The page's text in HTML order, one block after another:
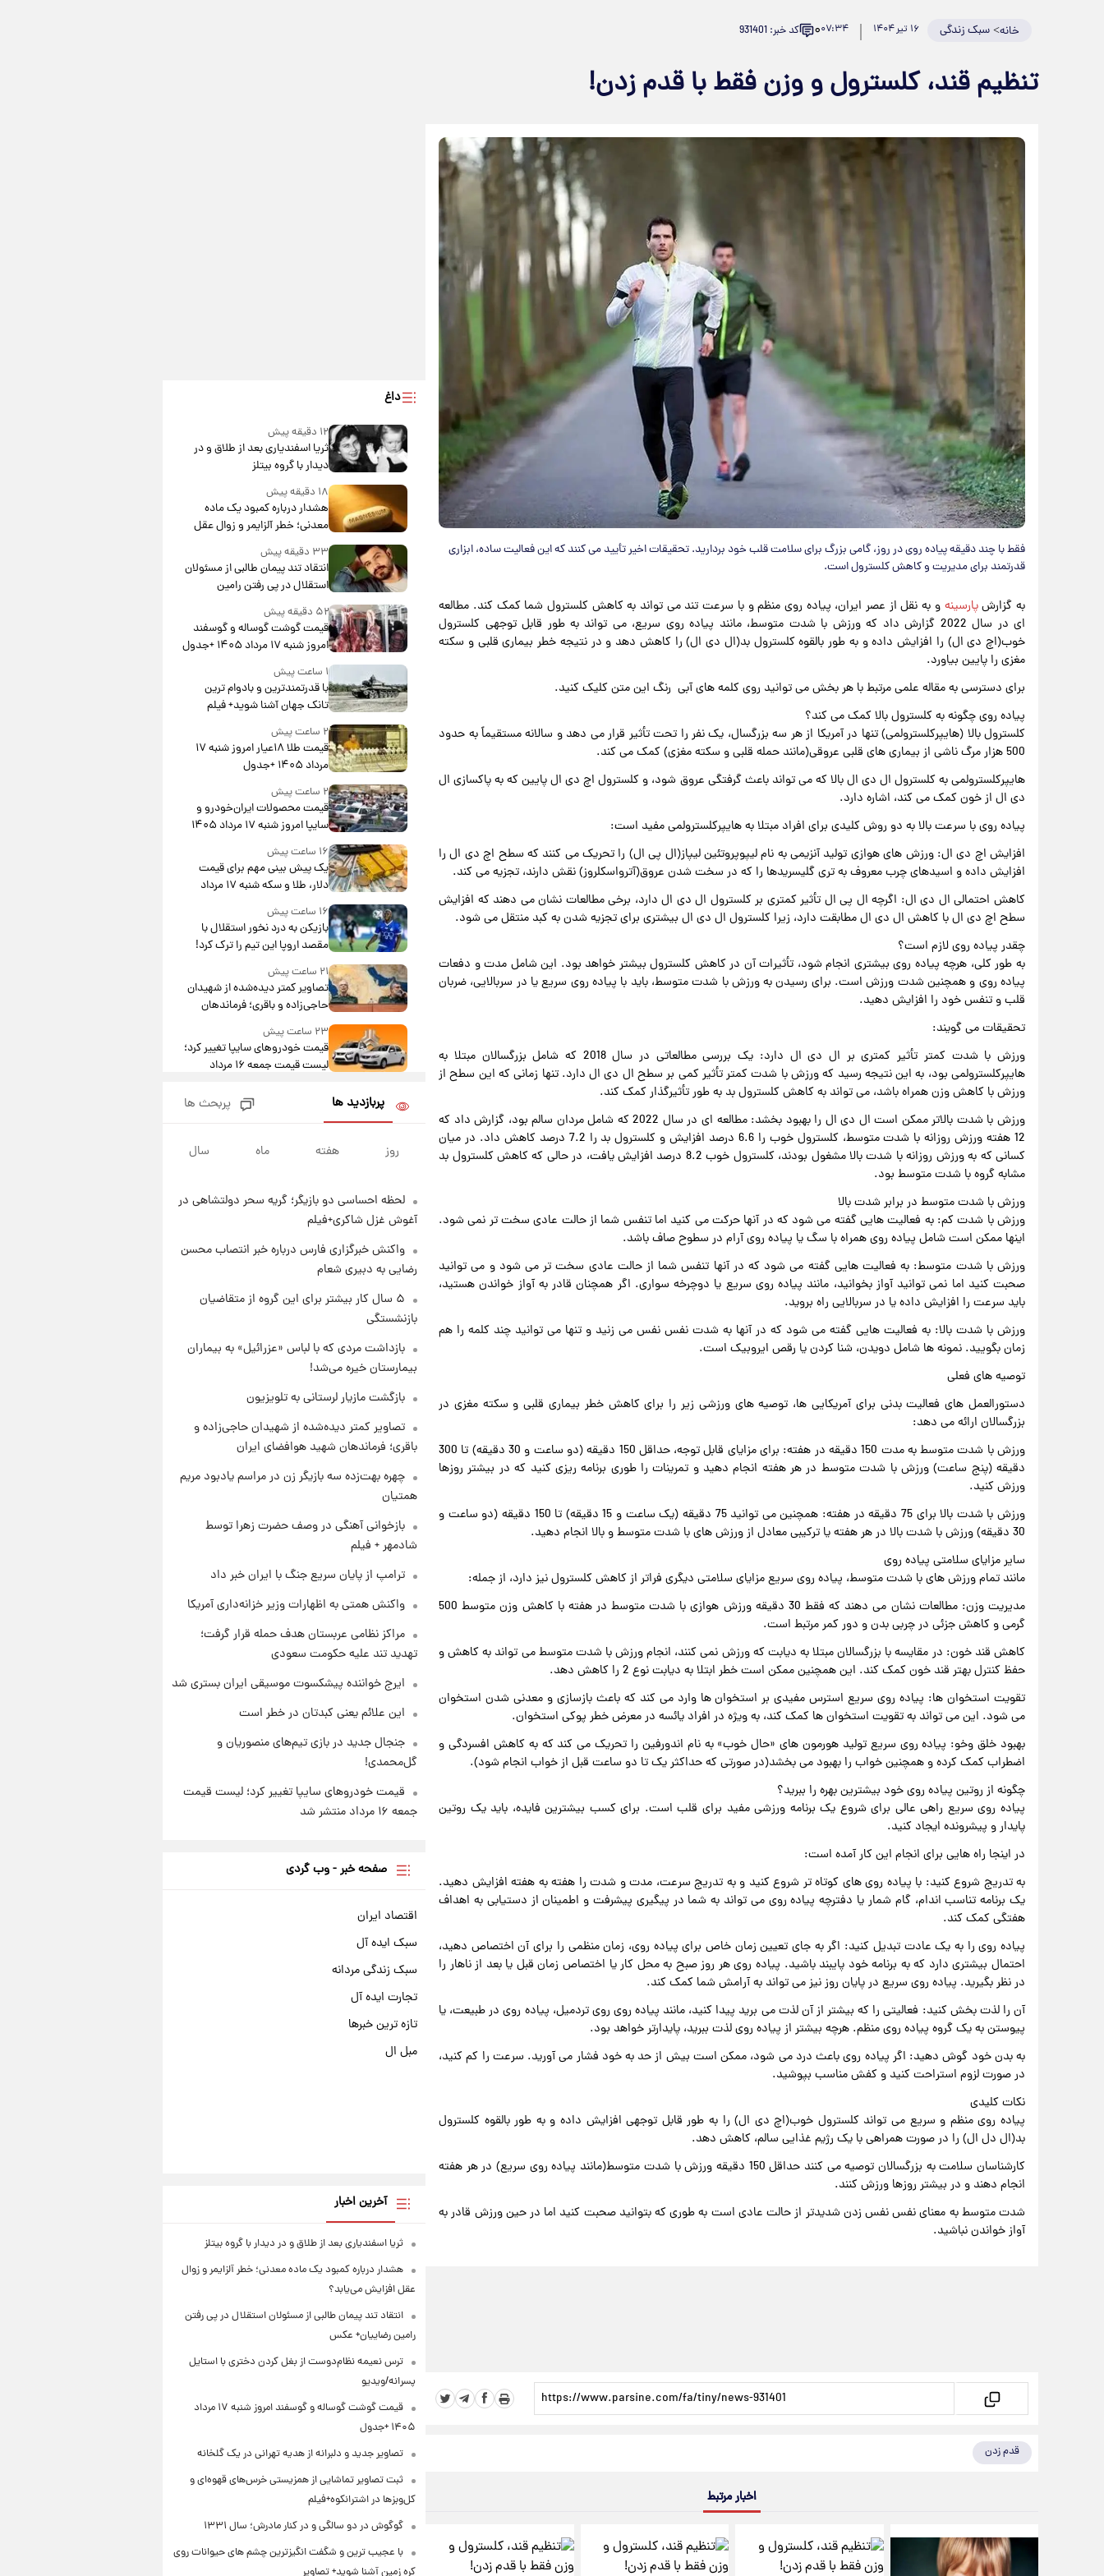
خانه>سبک زندگی ۱۶ تیر ۱۴۰۴ ۰۷:۳۴۰ کد خبر: 931401
تنظیم قند، کلسترول و وزن فقط با قدم زدن!
فقط با چند دقیقه پیاده روی در روز، گامی بزرگ برای سلامت قلب خود بردارید. تحقیقات اخیر تأیید می کنند که این فعالیت ساده، ابزاری
قدرتمند برای مدیریت و کاهش کلسترول است.
به گزارشپارسینه و به نقل از عصر ایران، پیاده روی منظم و با سرعت تند می تواند به کاهش کلسترول شما کمک کند. مطالعه
ای در سال 2022 گزارش داد که ورزش با شدت متوسط، مانند پیاده روی سریع، می تواند به طور قابل توجهی کلسترول
خوب(اچ دی ال) را افزایش داده و به طور بالقوه کلسترول بد(ال دی ال) را کاهش دهد و در نتیجه خطر بیماری قلبی و سکته
مغزی را پایین بیاورد.
برای دسترسی به مقاله علمی مرتبط با هر بخش می توانید روی کلمه های آبی رنگ این متن کلیک کنید.
پیاده روی چگونه به کلسترول بالا کمک می کند؟
کلسترول بالا (هایپرکلسترولمی) تنها در آمریکا از هر سه بزرگسال، یک نفر را تحت تأثیر قرار می دهد و سالانه مستقیماً به حدود
500 هزار مرگ ناشی از بیماری های قلبی عروقی(مانند حمله قلبی و سکته مغزی) کمک می کند.
هایپرکلسترولمی به کلسترول ال دی ال بالا که می تواند باعث گرفتگی عروق شود، و کلسترول اچ دی ال پایین که به پاکسازی ال
دی ال از خون کمک می کند، اشاره دارد.
پیاده روی با سرعت بالا به دو روش کلیدی برای افراد مبتلا به هایپرکلسترولمی مفید است:
افزایش اچ دی ال: ورزش های هوازی تولید آنزیمی به نام لیپوپروتئین لیپاز(ال پی ال) را تحریک می کنند که سطح اچ دی ال را
افزایش داده و اسیدهای چرب معروف به تری گلیسریدها را که در سخت شدن عروق(آترواسکلروز) نقش دارند، تجزیه می کند.
کاهش احتمالی ال دی ال: اگرچه ال پی ال تأثیر کمتری بر کلسترول ال دی ال دارد، برخی مطالعات نشان می دهند که افزایش
سطح اچ دی ال با کاهش ال دی ال مطابقت دارد، زیرا کلسترول ال دی ال بیشتری برای تجزیه شدن به کبد منتقل می شود.
چقدر پیاده روی لازم است؟
به طور کلی، هرچه پیاده روی بیشتری انجام شود، تأثیرات آن در کاهش کلسترول بیشتر خواهد بود. این شامل مدت و دفعات
پیاده روی و همچنین شدت ورزش است. برای رسیدن به ورزش با شدت متوسط، باید با پیاده روی سریع یا در سربالایی، ضربان
قلب و تنفس خود را افزایش دهید.
تحقیقات می گویند:
ورزش با شدت کمتر تأثیر کمتری بر ال دی ال دارد: یک بررسی مطالعاتی در سال 2018 که شامل بزرگسالان مبتلا به
هایپرکلسترولمی بود، به این نتیجه رسید که ورزش با شدت کمتر تأثیر کمی بر سطح ال دی ال دارد. تنها زمانی که این سطح از
ورزش با کاهش وزن همراه باشد، می تواند به کاهش کلسترول بد به طور تأثیرگذار کمک کند.
ورزش با شدت بالاتر ممکن است ال دی ال را بهبود بخشد: مطالعه ای در سال 2022 که شامل مردان سالم بود، گزارش داد که
12 هفته ورزش روزانه با شدت متوسط، کلسترول خوب را 6.6 درصد افزایش و کلسترول بد را 7.2 درصد کاهش داد. در میان
کسانی که به ورزش روزانه با شدت بالا مشغول بودند، کلسترول خوب 8.2 درصد افزایش یافت، در حالی که کاهش کلسترول بد
مشابه گروه با شدت متوسط بود.
ورزش با شدت متوسط در برابر شدت بالا
ورزش با شدت کم: به فعالیت هایی گفته می شود که در آنها حرکت می کنید اما تنفس شما از حالت عادی سخت تر نمی شود.
اینها ممکن است شامل پیاده روی همراه با سگ یا پیاده روی آرام در سطوح صاف باشد.
ورزش با شدت متوسط: به فعالیت هایی گفته می شود که در آنها تنفس شما از حالت عادی سخت تر می شود و می توانید
صحبت کنید اما نمی توانید آواز بخوانید، مانند پیاده روی سریع یا دوچرخه سواری. اگر همچنان قادر به آواز خواندن هستید،
باید سرعت را افزایش داده یا در سربالایی راه بروید.
ورزش با شدت بالا: به فعالیت هایی گفته می شود که در آنها به شدت نفس نفس می زنید و تنها می توانید چند کلمه را هم
زمان بگویید. نمونه ها شامل دویدن، شنا کردن یا رقص ایروبیک است.
توصیه های فعلی
دستورالعمل های فعالیت بدنی برای آمریکایی ها، توصیه های ورزشی زیر را برای کاهش خطر بیماری قلبی و سکته مغزی در
بزرگسالان ارائه می دهد:
ورزش با شدت متوسط به مدت 150 دقیقه در هفته: برای مزایای قابل توجه، حداقل 150 دقیقه (دو ساعت و 30 دقیقه) تا 300
دقیقه (پنج ساعت) ورزش با شدت متوسط در هر هفته انجام دهید و تمرینات را طوری برنامه ریزی کنید که در بیشتر روزها
ورزش کنید.
ورزش با شدت بالا برای 75 دقیقه در هفته: همچنین می توانید 75 دقیقه (یک ساعت و 15 دقیقه) تا 150 دقیقه (دو ساعت و
30 دقیقه) ورزش با شدت بالا در هر هفته یا ترکیبی معادل از ورزش های با شدت متوسط و بالا انجام دهید.
سایر مزایای سلامتی پیاده روی
مانند تمام ورزش های با شدت متوسط، پیاده روی سریع مزایای سلامتی دیگری فراتر از کاهش کلسترول نیز دارد، از جمله:
مدیریت وزن: مطالعات نشان می دهند که فقط 30 دقیقه ورزش هوازی با شدت متوسط در هفته با کاهش وزن متوسط 500
گرمی و کاهش جزئی در چربی بدن و دور کمر مرتبط است.
کاهش قند خون: در مقایسه با بزرگسالان مبتلا به دیابت که ورزش نمی کنند، انجام ورزش با شدت متوسط می تواند به کاهش و
حفظ کنترل بهتر قند خون کمک کند. این همچنین ممکن است خطر ابتلا به دیابت نوع 2 را کاهش دهد.
تقویت استخوان ها: پیاده روی سریع استرس مفیدی بر استخوان ها وارد می کند که باعث بازسازی و معدنی شدن استخوان
می شود. این می تواند به تقویت استخوان ها کمک کند، به ویژه در افراد یائسه در معرض خطر پوکی استخوان.
بهبود خلق وخو: پیاده روی سریع تولید هورمون های «حال خوب» به نام اندورفین را تحریک می کند که به کاهش افسردگی و
اضطراب کمک کرده و همچنین خواب را بهبود می بخشد(در صورتی که حداکثر یک تا دو ساعت قبل از خواب انجام شود).
چگونه از روتین پیاده روی خود بیشترین بهره را ببرید؟
پیاده روی سریع راهی عالی برای شروع یک برنامه ورزشی مفید برای قلب است. برای کسب بیشترین فایده، باید یک روتین
پایدار و پیشرونده ایجاد کنید.
در اینجا راه هایی برای انجام این کار آمده است:
به تدریج شروع کنید: با پیاده روی های کوتاه تر شروع کنید و به تدریج سرعت، مدت و شدت را هفته به هفته افزایش دهید.
یک برنامه تناسب اندام، گام شمار یا دفترچه پیاده روی می تواند به شما در پیگیری پیشرفت و اطمینان از دستیابی به اهداف
هفتگی کمک کند.
پیاده روی را به یک عادت تبدیل کنید: اگر به جای تعیین زمان خاص برای پیاده روی، زمان منظمی را برای آن اختصاص دهید،
احتمال بیشتری دارد که به برنامه خود پایبند باشید. پیاده روی هر روز صبح به محل کار یا اختصاص زمان قبل یا بعد از ناهار را
در نظر بگیرید. پیاده روی سریع در پایان روز نیز می تواند به آرامش شما کمک کند.
آن را لذت بخش کنید: فعالیتی را که بیشتر از آن لذت می برید پیدا کنید، مانند پیاده روی روی تردمیل، پیاده روی در طبیعت، یا
پیوستن به یک گروه پیاده روی منظم. هرچه بیشتر از پیاده روی لذت ببرید، پایدارتر خواهد بود.
به بدن خود گوش دهید: اگر پیاده روی باعث درد می شود، ممکن است بیش از حد به خود فشار می آورید. سرعت را کم کنید،
در صورت لزوم استراحت کنید و کفش مناسب بپوشید.
نکات کلیدی
پیاده روی منظم و سریع می تواند کلسترول خوب(اچ دی ال) را به طور قابل توجهی افزایش داده و به طور بالقوه کلسترول
بد(ال دل ال) را در صورت همراهی با یک رژیم غذایی سالم، کاهش دهد.
کارشناسان سلامت به بزرگسالان توصیه می کنند حداقل 150 دقیقه ورزش با شدت متوسط(مانند پیاده روی سریع) در هر هفته
انجام دهند و در بیشتر روزها ورزش کنند.
شدت متوسط به معنای نفس نفس زدن شدیدتر از حالت عادی است به طوری که بتوانید صحبت کنید اما در حین ورزش قادر به
آواز خواندن نباشید.
قدم زدن
اخبار مرتبط
داغ
۱۲ دقیقه پیش
ثریا اسفندیاری بعد از طلاق و در
دیدار با گروه بیتلز
۱۸ دقیقه پیش
هشدار درباره کمبود یک ماده
معدنی؛ خطر آلزایمر و زوال عقل
افزایش می‌یابد؟
۳۳ دقیقه پیش
انتقاد تند پیمان طالبی از مسئولان
استقلال در پی رفتن رامین
رضاییان+ عکس
۵۲ دقیقه پیش
قیمت گوشت گوساله و گوسفند
امروز شنبه ۱۷ مرداد ۱۴۰۵ +جدول
۱ ساعت پیش
با قدرتمندترین و بادوام ترین
تانک جهان آشنا شوید+ فیلم
۲ ساعت پیش
قیمت طلا ۱۸عیار امروز شنبه ۱۷
مرداد ۱۴۰۵ +جدول
۲ ساعت پیش
قیمت محصولات ایران‌خودرو و
سایپا امروز شنبه ۱۷ مرداد ۱۴۰۵
۱۶ ساعت پیش
یک پیش ‌بینی مهم برای قیمت
دلار، طلا و سکه شنبه ۱۷ مرداد
۱۴۰۵
۱۶ ساعت پیش
بازیکن به درد نخور استقلال با
مقصد اروپا این تیم را ترک کرد!
۲۱ ساعت پیش
تصاویر کمتر دیده‌شده از شهیدان
حاجی‌زاده و باقری؛ فرماندهان
۲۳ ساعت پیش
قیمت خودروهای سایپا تغییر کرد؛
لیست قیمت جمعه ۱۶ مرداد
جدول قیمت ایران‌خودرو امروز
جمعه ۱۶ مرداد؛ قیمت‌ها تغییر کرد
۱ روز پیش
۱ روز پیش
پشت پرده عکس جدید ترامپ؛
مقام آمریکایی درباره وضعیت او
چه گفت؟
۱ روز پیش
یک پیش‌بینی مهم از آینده بازار
طلا
پربازدید ها پربحث ها
روز هفته ماه سال
لحظه احساسی دو بازیگر؛ گریه سحر دولتشاهی در
آغوش غزل شاکری+فیلم
واکنش خبرگزاری فارس درباره خبر انتصاب محسن
رضایی به دبیری شعام
۵ سال کار بیشتر برای این گروه از متقاضیان
بازنشستگی
بازداشت مردی که با لباس «عزرائیل» به بیماران
بیمارستان خیره می‌شد!
بازگشت مازیار لرستانی به تلویزیون
تصاویر کمتر دیده‌شده از شهیدان حاجی‌زاده و
باقری؛ فرماندهان شهید هوافضای ایران
چهره بهت‌زده سه بازیگر زن در مراسم یادبود مریم
همتیان
بازخوانی آهنگی در وصف حضرت زهرا توسط
شادمهر + فیلم
ترامپ از پایان سریع جنگ با ایران خبر داد
واکنش همتی به اظهارات وزیر خزانه‌داری آمریکا
مراکز نظامی عربستان هدف حمله قرار گرفت؛
تهدید تند علیه حکومت سعودی
ایرج خواننده پیشکسوت موسیقی ایران بستری شد
این علائم یعنی کبدتان در خطر است
جنجال جدید در بازی تیم‌های منصوریان و
گل‌محمدی!
قیمت خودروهای سایپا تغییر کرد؛ لیست قیمت
جمعه ۱۶ مرداد منتشر شد
صفحه خبر - وب گردی
اقتصاد ایران
سبک ایده آل
سبک زندگی مردانه
تجارت ایده آل
تازه ترین خبرها
مبل ال
آخرین اخبار
ثریا اسفندیاری بعد از طلاق و در دیدار با گروه بیتلز
هشدار درباره کمبود یک ماده معدنی؛ خطر آلزایمر و زوال
عقل افزایش می‌یابد؟
انتقاد تند پیمان طالبی از مسئولان استقلال در پی رفتن
رامین رضاییان+ عکس
ترس نعیمه نظام‌دوست از بغل کردن دختری با استایل
پسرانه/ویدیو
قیمت گوشت گوساله و گوسفند امروز شنبه ۱۷ مرداد
۱۴۰۵ +جدول
تصاویر جدید و دلبرانه از هدیه تهرانی در یک گلخانه
ثبت تصاویر تماشایی از همزیستی خرس‌های قهوه‌ای و
کل‌وبزها در اشترانکوه+فیلم
گوگوش در دو سالگی و در کنار مادرش؛ سال ۱۳۳۱
با عجیب ترین و شگفت انگیزترین چشم های حیوانات روی
کره زمین آشنا شوید+ تصاویر